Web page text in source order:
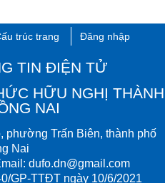
trúc trang Đăng nhập
TIN ĐIỆN TỬ
HỮU NGHỊ THÀNH
NAI
phường Trấn Biên​, thành phố
Nai
dufo.dn@gmail.com​
GP-TTĐT​ ngày 10/6/2021